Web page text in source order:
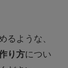
るような、
り方につい